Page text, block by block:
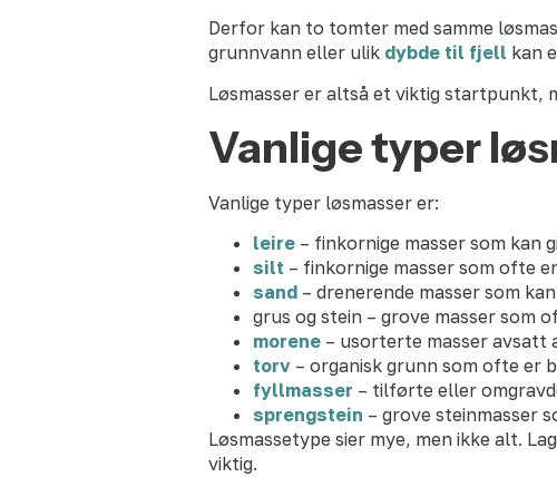
Derfor kan to tomter med samme
grunnvann eller ulik dybde til fjell kan
Løsmasser er altså et viktig startpunkt,
Vanlige typer
Vanlige typer løsmasser er:
leire – finkornige masser som
silt – finkornige masser som ofte
sand – drenerende masser som
grus og stein – grove masser som
morene – usorterte masser avsatt
torv – organisk grunn som ofte er
fyllmasser – tilførte eller
sprengstein – grove steinmasser
Løsmassetype sier mye, men ikke alt.
viktig.